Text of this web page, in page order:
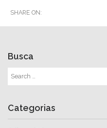
SHARE ON:
Busca
Categorias